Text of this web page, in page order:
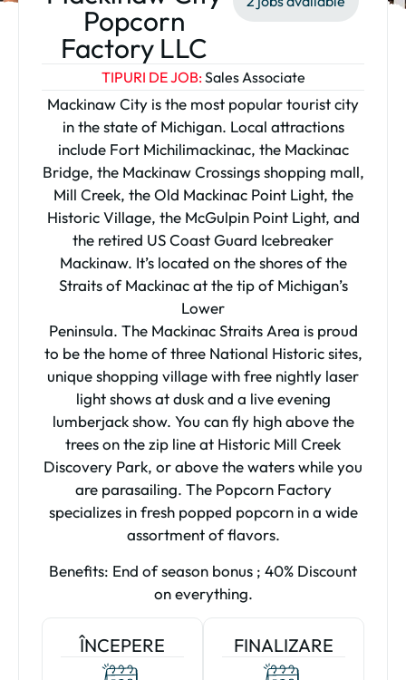
Popcorn
Factory LLC
TIPURI DE JOB:Sales Associate
Mackinaw City is the most popular tourist city
in the state of Michigan. Local attractions
include Fort Michilimackinac, the Mackinac
Bridge, the Mackinaw Crossings shopping mall,
Mill Creek, the Old Mackinac Point Light, the
Historic Village, the McGulpin Point Light, and
the retired US Coast Guard Icebreaker
Mackinaw. It’s located on the shores of the
Straits of Mackinac at the tip of Michigan’s
Lower
Peninsula. The Mackinac Straits Area is proud
to be the home of three National Historic sites,
unique shopping village with free nightly laser
light shows at dusk and a live evening
lumberjack show. You can fly high above the
trees on the zip line at Historic Mill Creek
Discovery Park, or above the waters while you
are parasailing. The Popcorn Factory
specializes in fresh popped popcorn in a wide
assortment of flavors.
Benefits: End of season bonus ; 40% Discount
on everything.
ÎNCEPERE FINALIZARE